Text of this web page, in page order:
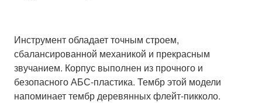
Инструмент обладает точным строем,
сбалансированной механикой и прекрасным
звучанием. Корпус выполнен из прочного и
безопасного АБС-пластика. Тембр этой модели
напоминает тембр деревянных флейт-пикколо.